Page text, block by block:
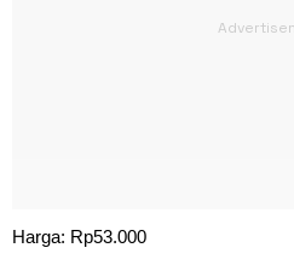
Harga: Rp53.000